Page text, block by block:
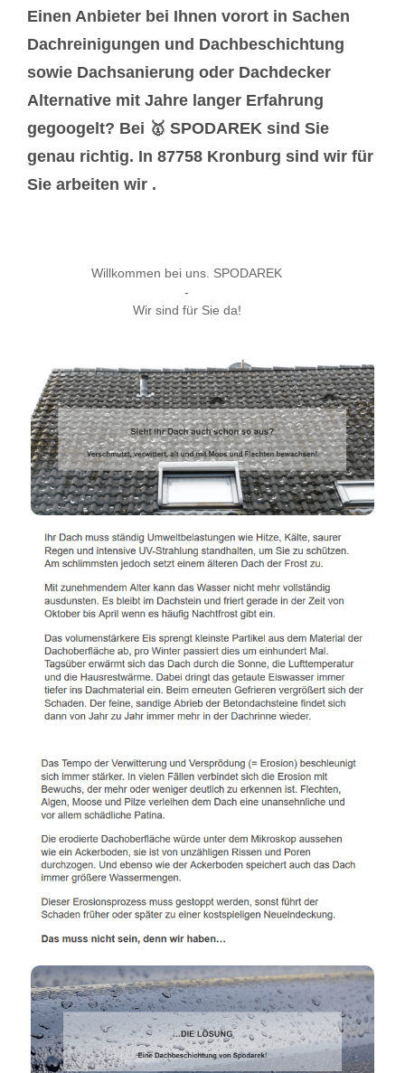
Einen Anbieter bei Ihnen vorort in Sachen
Dachreinigungen und Dachbeschichtung
sowie Dachsanierung oder Dachdecker
Alternative mit Jahre langer Erfahrung
gegoogelt? Bei 🥇 SPODAREK sind Sie
genau richtig. In 87758 Kronburg sind wir für
Sie arbeiten wir .
Willkommen bei uns. SPODAREK
-
Wir sind für Sie da!